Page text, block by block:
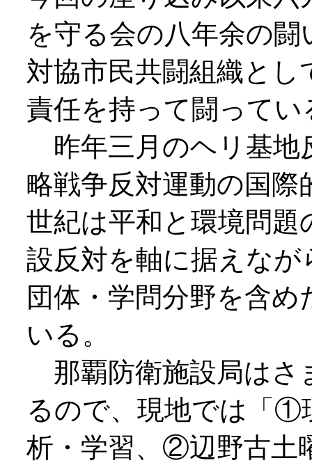
を守る会の八年余の
対協市民共闘組織と
責任を持って闘ってい
昨年三月のヘリ基地
略戦争反対運動の国際
世紀は平和と環境問
設反対を軸に据えなが
団体・学問分野を含
いる。
那覇防衛施設局はさ
るので、現地では「①
析・学習、②辺野古土